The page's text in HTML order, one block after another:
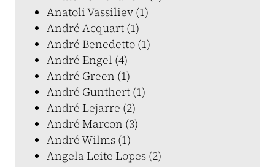
Anatoli Vassiliev (1)
André Acquart (1)
André Benedetto (1)
André Engel (4)
André Green (1)
André Gunthert (1)
André Lejarre (2)
André Marcon (3)
André Wilms (1)
Angela Leite Lopes (2)